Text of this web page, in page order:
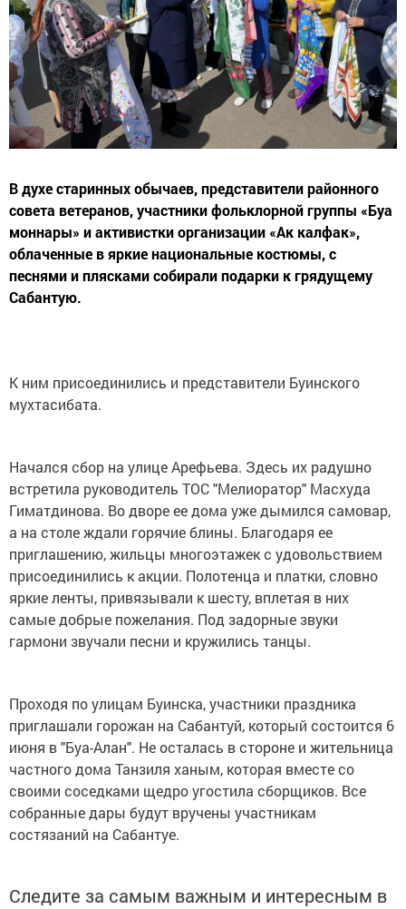
В духе старинных обычаев, представители районного
совета ветеранов, участники фольклорной группы «Буа
моннары» и активистки организации «Ак калфак»,
облаченные в яркие национальные костюмы, с
песнями и плясками собирали подарки к грядущему
Сабантую.
К ним присоединились и представители Буинского
мухтасибата.
Начался сбор на улице Арефьева. Здесь их радушно
встретила руководитель ТОС "Мелиоратор" Масхуда
Гиматдинова. Во дворе ее дома уже дымился самовар,
а на столе ждали горячие блины. Благодаря ее
приглашению, жильцы многоэтажек с удовольствием
присоединились к акции. Полотенца и платки, словно
яркие ленты, привязывали к шесту, вплетая в них
самые добрые пожелания. Под задорные звуки
гармони звучали песни и кружились танцы.
Проходя по улицам Буинска, участники праздника
приглашали горожан на Сабантуй, который состоится 6
июня в "Буа-Алан". Не осталась в стороне и жительница
частного дома Танзиля ханым, которая вместе со
своими соседками щедро угостила сборщиков. Все
собранные дары будут вручены участникам
состязаний на Сабантуе.
Следите за самым важным и интересным в